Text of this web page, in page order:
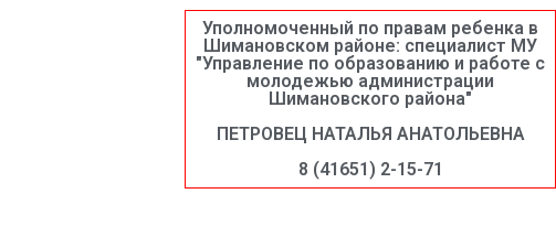
Уполномоченный по правам ребенка в
Шимановском районе: специалист МУ
"Управление по образованию и работе с
молодежью администрации
Шимановского района"
ПЕТРОВЕЦ НАТАЛЬЯ АНАТОЛЬЕВНА
8 (41651) 2-15-71